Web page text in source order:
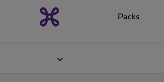
Packs